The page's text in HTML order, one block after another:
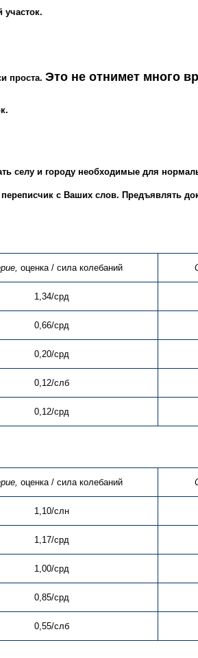
участок.
проста. Это не отнимет много
селу и городу необходимые для
с Ваших слов. Предъявлять
оценка / сила колебаний
1,34/срд
0,66/срд
0,20/срд
0,12/слб
0,12/срд
оценка / сила колебаний
1,10/слн
1,17/срд
1,00/срд
0,85/срд
0,55/слб